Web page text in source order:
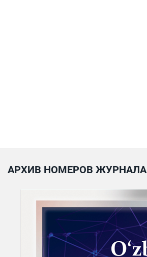
АРХИВ НОМЕРОВ ЖУРНАЛА